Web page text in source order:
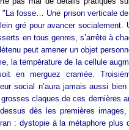
" La fosse… Une prison verticale
gré pour avancer
en tous genres, s’arrête à
peut amener un objet
la température de la cellule
en merguez cramée.
social n’aura jamais aussi
claques de ces dernières
dès les premières
: dystopie à la métaphore plus